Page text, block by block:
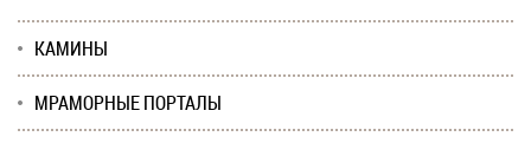
КАМИНЫ
МРАМОРНЫЕ ПОРТАЛЫ